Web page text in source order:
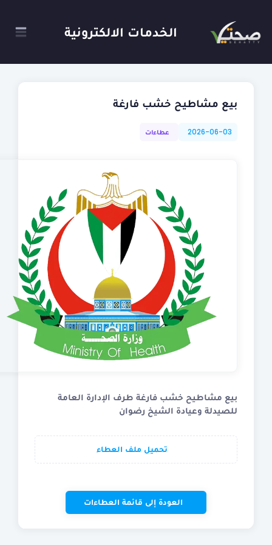
الخدمات الالكترونية
بيع مشاطيح خشب فارغة
2026-06-03 عطاءات
بيع مشاطيح خشب فارغة طرف الإدارة العامة
للصيدلة وعيادة الشيخ رضوان
تحميل ملف العطاء
العودة إلى قائمة العطاءات